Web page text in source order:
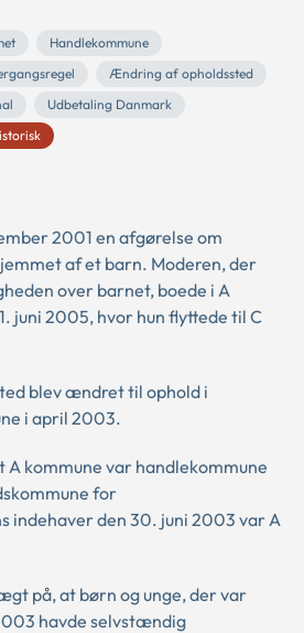
Handlekommune
Ændring af opholdssted
Udbetaling Danmark
2001 en afgørelse om
af et barn. Moderen, der
over barnet, boede i A
juni 2005, hvor hun flyttede til C
blev ændret til ophold i
i april 2003.
A kommune var handlekommune
for
indehaver den 30. juni 2003 var A
på, at børn og unge, der var
havde selvstændig